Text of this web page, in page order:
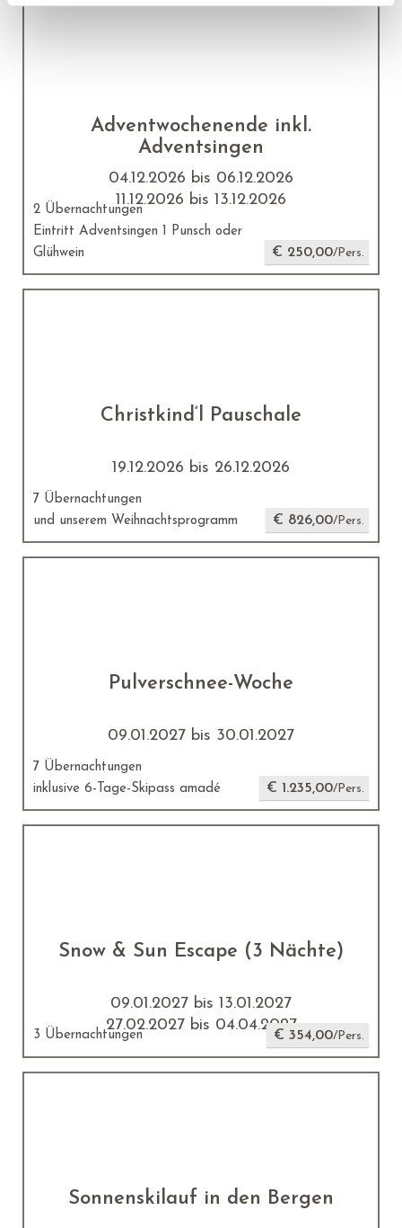
Adventwochenende inkl.
Adventsingen
04.12.2026 bis 06.12.2026
11.12.2026 bis 13.12.2026
2 Übernachtungen
Eintritt Adventsingen 1 Punsch oder
Glühwein
€ 250,00/Pers.
Christkind‘l Pauschale
19.12.2026 bis 26.12.2026
7 Übernachtungen
und unserem Weihnachtsprogramm
€ 826,00/Pers.
Pulverschnee-Woche
09.01.2027 bis 30.01.2027
7 Übernachtungen
inklusive 6-Tage-Skipass amadé
€ 1.235,00/Pers.
Snow & Sun Escape (3 Nächte)
09.01.2027 bis 13.01.2027
27.02.2027 bis 04.04.2027
3 Übernachtungen € 354,00/Pers.
Sonnenskilauf in den Bergen